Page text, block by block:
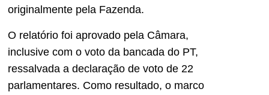
originalmente pela Fazenda.
O relatório foi aprovado pela Câmara,
inclusive com o voto da bancada do PT,
ressalvada a declaração de voto de 22
parlamentares. Como resultado, o marco